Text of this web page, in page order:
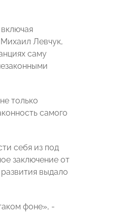
Левчук,
саму
только
самого
себя из под
заключение от
выдало
фоне», -